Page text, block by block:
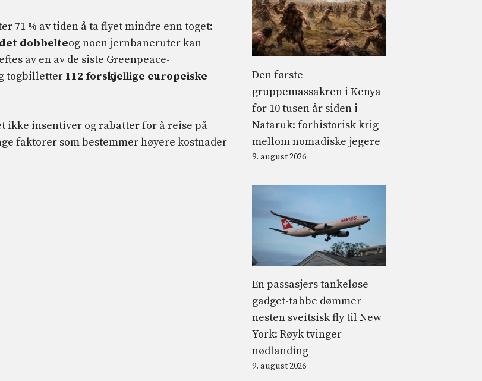
71 % av tiden å ta flyet mindre enn toget:
dobbelteog noen jernbaneruter kan
av en av de siste Greenpeace-
togbilletter 112 forskjellige europeiske
ikke insentiver og rabatter for å reise på
faktorer som bestemmer høyere kostnader
Den første
gruppemassakren i Kenya
for 10 tusen år siden i
Nataruk: forhistorisk krig
mellom nomadiske jegere
9. august 2026
En passasjers tankeløse
gadget-tabbe dømmer
nesten sveitsisk fly til New
York: Røyk tvinger
nødlanding
9. august 2026